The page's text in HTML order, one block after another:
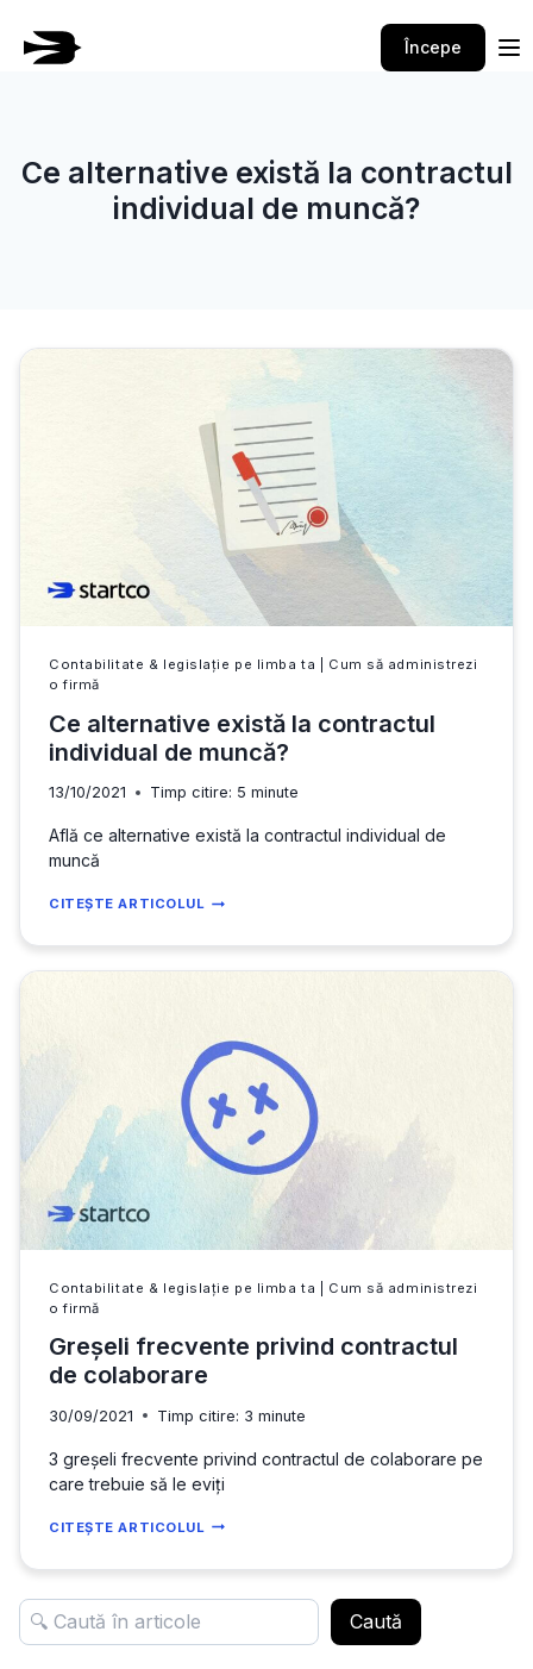
content
Începe
Ce alternative există la contractul
individual de muncă?
Contabilitate & legislație pe limba ta
Cum să administrezi
o firmă
Ce alternative există la contractul
individual de muncă?
13/10/2021 Timp citire: 5 minute
Află ce alternative există la contractul individual de
muncă
CITEȘTE ARTICOLUL CE
EXISTĂ
LA
DE
Contabilitate & legislație pe limba ta
Cum să administrezi
o firmă
Greșeli frecvente privind contractul
de colaborare
30/09/2021 Timp citire: 3 minute
3 greșeli frecvente privind contractul de colaborare pe
care trebuie să le eviți
CITEȘTE ARTICOLUL GREȘELI
PRIVIND
CONTRACTUL
COLABORARE
Caută